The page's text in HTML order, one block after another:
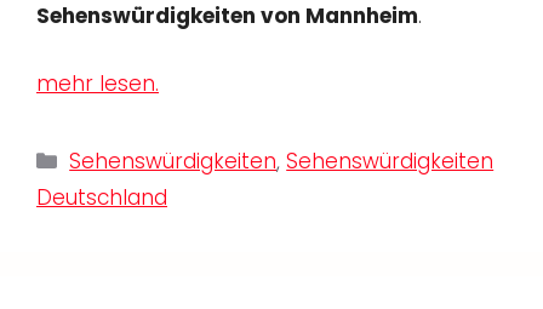
Sehenswürdigkeiten von Mannheim.
mehr lesen.
Kategorien
Sehenswürdigkeiten,Sehenswürdigkeiten
Deutschland